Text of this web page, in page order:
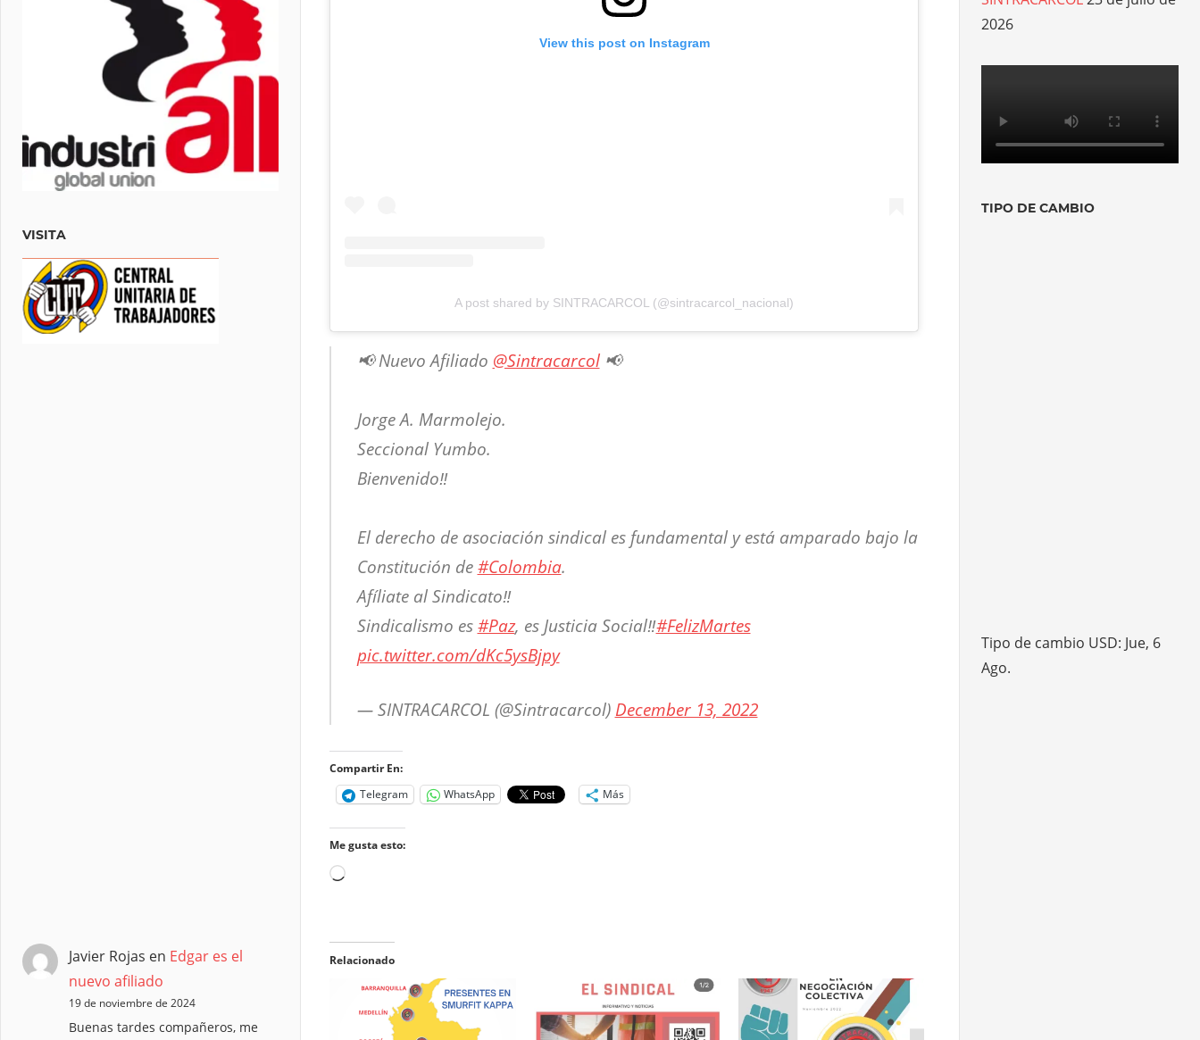
View this post on Instagram
A post shared by SINTRACARCOL (@sintracarcol_nacional)
📢 Nuevo Afiliado @Sintracarcol📢
Jorge A. Marmolejo.
Seccional Yumbo.
Bienvenido‼️
El derecho de asociación sindical es fundamental y está amparado bajo la
Constitución de#Colombia.
Afíliate al Sindicato‼️
Sindicalismo es#Paz, es Justicia Social‼️#FelizMartes
pic.twitter.com/dKc5ysBjpy
— SINTRACARCOL (@Sintracarcol) December 13, 2022
Compartir En:
Telegram
WhatsApp Más
Me gusta esto:
Cargando...
Relacionado
VISITA
Javier Rojas en Edgar es el
nuevo afiliado
19 de noviembre de 2024
Buenas tardes compañeros, me
2026
TIPO DE CAMBIO
Tipo de cambio USD: Jue, 6
Ago.